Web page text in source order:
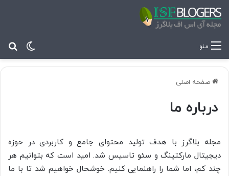
تغییر منو
صفحه اصلی
درباره ما
مجله بلاگرز با هدف تولید محتوای جامع و کاربردی در حوزه
دیجیتال مارکتینگ و سئو تاسیس شد. امید است که بتوانیم هر
چند کم، اما شما را راهنمایی کنیم. خوشحال خواهیم شد تا با ما